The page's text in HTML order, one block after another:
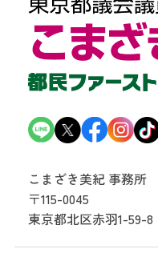
こまざき美紀 事務所
〒115-0045
東京都北区赤羽1-59-8